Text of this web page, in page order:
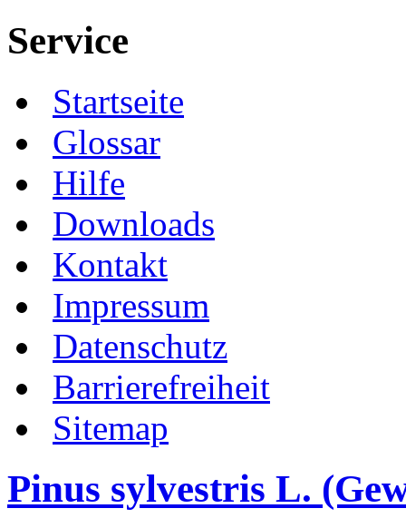
Service
Startseite
Glossar
Hilfe
Downloads
Kontakt
Impressum
Datenschutz
Barrierefreiheit
Sitemap
Pinus sylvestris L.